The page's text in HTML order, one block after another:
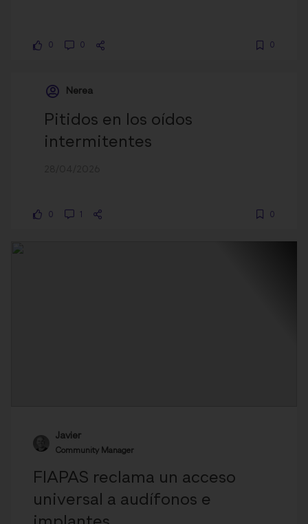
0 0 0
Nerea
Pitidos en los oídos
intermitentes
0 0
Javier
Community Manager
FIAPAS reclama un acceso
universal a audífonos e